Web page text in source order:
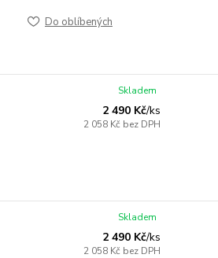
Do oblíbených
2 490 Kč/ks
2 058 Kč bez DPH
Skladem
2 490 Kč/ks
2 058 Kč bez DPH
Skladem